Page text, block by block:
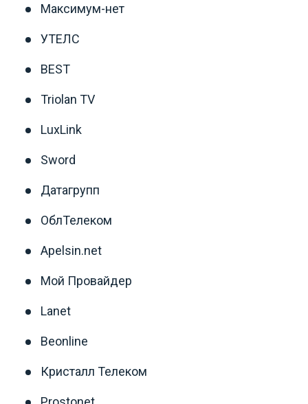
Максимум-нет
УТЕЛС
BEST
Triolan TV
LuxLink
Sword
Датагрупп
ОблТелеком
Apelsin.net
Мой Провайдер
Lanet
Beonline
Кристалл Телеком